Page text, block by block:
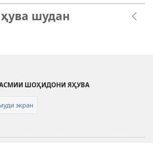
шудан
ШОҲИДОНИ ЯҲУВА
экран